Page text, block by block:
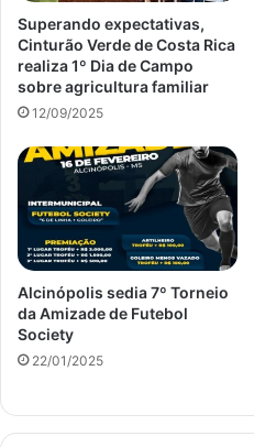
Superando expectativas,
Cinturão Verde de Costa Rica
realiza 1º Dia de Campo
sobre agricultura familiar
12/09/2025
Alcinópolis sedia 7º Torneio
da Amizade de Futebol
Society
22/01/2025